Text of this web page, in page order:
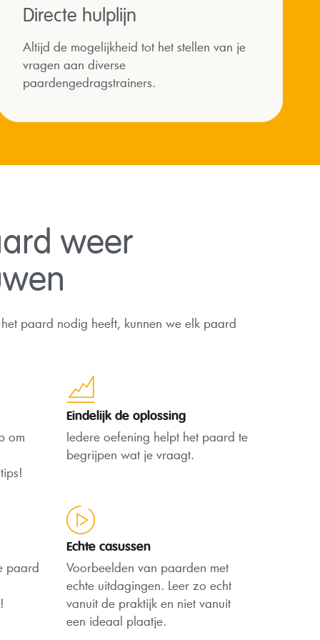
Directe hulplijn
Altijd de mogelijkheid tot het stellen van je
vragen aan diverse
paardengedragstrainers.
weer
paard nodig heeft, kunnen we elk paard
om
Eindelijk de oplossing
Iedere oefening helpt het paard te
begrijpen wat je vraagt.
paard
Echte casussen
Voorbeelden van paarden met
echte uitdagingen. Leer zo echt
vanuit de praktijk en niet vanuit
een ideaal plaatje.